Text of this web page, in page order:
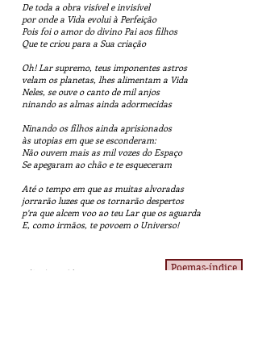
De toda a obra visível e invisível
por onde a Vida evolui à Perfeição
Pois foi o amor do divino Pai aos filhos
Que te criou para a Sua criação
Oh! Lar supremo, teus imponentes astros
velam os planetas, lhes alimentam a Vida
Neles, se ouve o canto de mil anjos
ninando as almas ainda adormecidas
Ninando os filhos ainda aprisionados
às utopias em que se esconderam:
Não ouvem mais as mil vozes do Espaço
Se apegaram ao chão e te esqueceram
Até o tempo em que as muitas alvoradas
jorrarão luzes que os tornarão despertos
p’ra que alcem voo ao teu Lar que os aguarda
E, como irmãos, te povoem o Universo!
(Samia Awada) Poemas-índice